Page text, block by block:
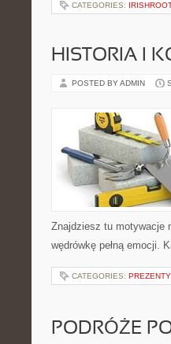
CATEGORIES:
HISTORIA I
POSTED BY ADMIN
Znajdziesz tu motywacje
wędrówkę pełną emocji.
CATEGORIES:
PODRÓŻE